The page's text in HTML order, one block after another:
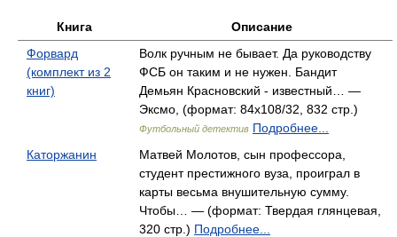
Книга
Описание
Форвард
(комплект из 2
книг)
Волк ручным не бывает. Да руководству
ФСБ он таким и не нужен. Бандит
Демьян Красновский - известный… —
Эксмо, (формат: 84x108/32, 832 стр.)
Футбольный детектив Подробнее...
Каторжанин
Матвей Молотов, сын профессора,
студент престижного вуза, проиграл в
карты весьма внушительную сумму.
Чтобы… — (формат: Твердая глянцевая,
320 стр.) Подробнее...